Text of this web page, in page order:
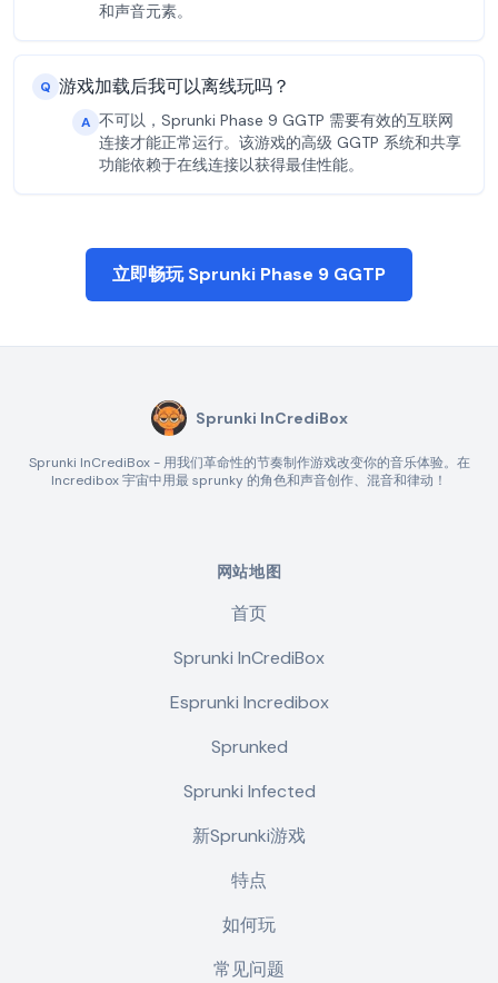
和声音元素。
Q 游戏加载后我可以离线玩吗？
A 不可以，Sprunki Phase 9 GGTP 需要有效的互联网
连接才能正常运行。该游戏的高级 GGTP 系统和共享
功能依赖于在线连接以获得最佳性能。
立即畅玩 Sprunki Phase 9 GGTP
Sprunki InCrediBox
Sprunki InCrediBox - 用我们革命性的节奏制作游戏改变你的音乐体验。在
Incredibox 宇宙中用最 sprunky 的角色和声音创作、混音和律动！
网站地图
首页
Sprunki InCrediBox
Esprunki Incredibox
Sprunked
Sprunki Infected
新Sprunki游戏
特点
如何玩
常见问题